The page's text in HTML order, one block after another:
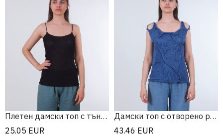
Плетен дамски топ с тънка презрамка
25.05 EUR
Дамски топ с отворено рамо
43.46 EUR